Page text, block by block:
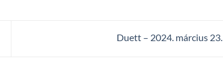
Duett – 2024. március 23.